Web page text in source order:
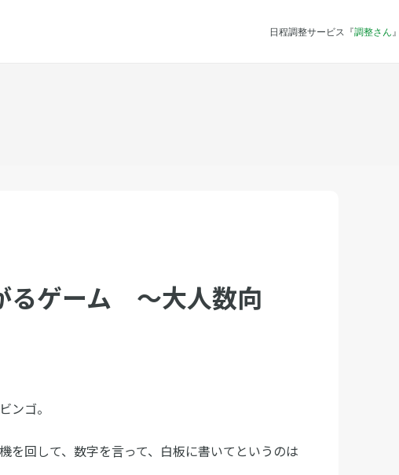
日程調整サービス『調整さん
るゲーム 〜大人数向
ンゴ。
を回して、数字を言って、白板に書いてというのは